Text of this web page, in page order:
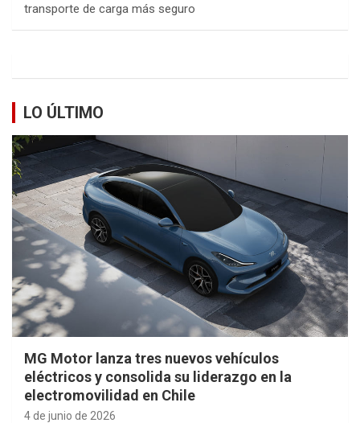
transporte de carga más seguro
LO ÚLTIMO
MG Motor lanza tres nuevos vehículos
eléctricos y consolida su liderazgo en la
electromovilidad en Chile
4 de junio de 2026